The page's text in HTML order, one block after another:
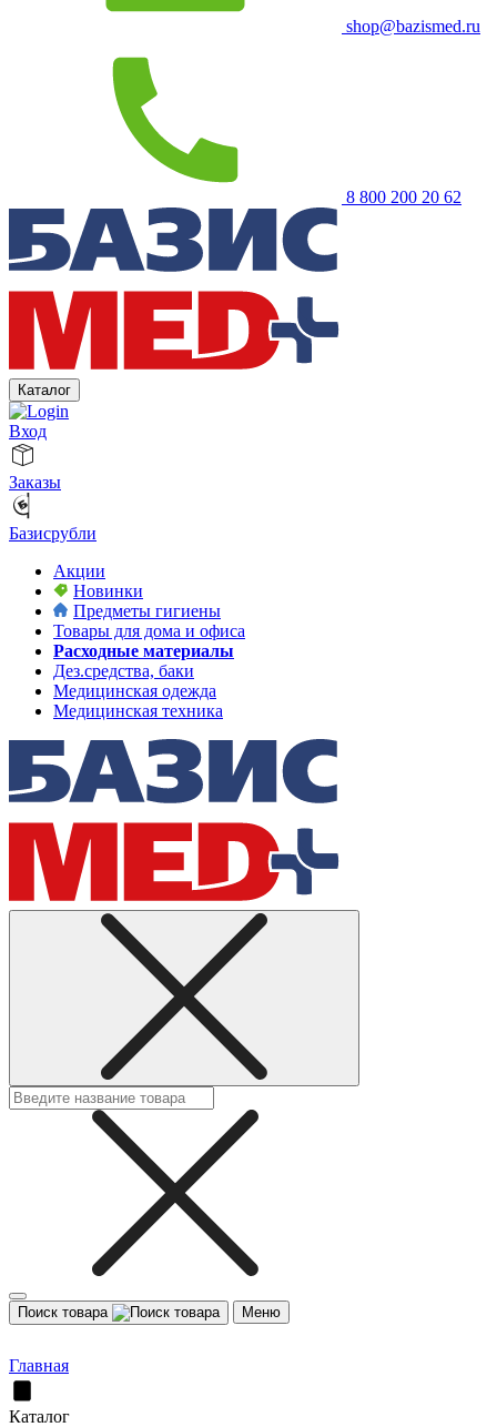
shop@bazismed.ru
8 800 200 20 62
Каталог
Вход
Заказы
Базисрубли
Акции
Новинки
Предметы гигиены
Товары для дома и офиса
Расходные материалы
Дез.средства, баки
Медицинская одежда
Медицинская техника
Поиск товара Меню
Главная
Каталог